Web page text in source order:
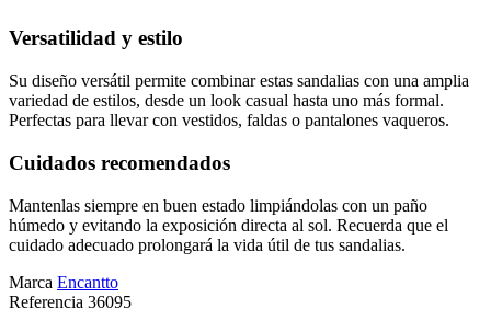
Versatilidad y estilo
Su diseño versátil permite combinar estas sandalias con una amplia
variedad de estilos, desde un look casual hasta uno más formal.
Perfectas para llevar con vestidos, faldas o pantalones vaqueros.
Cuidados recomendados
Mantenlas siempre en buen estado limpiándolas con un paño
húmedo y evitando la exposición directa al sol. Recuerda que el
cuidado adecuado prolongará la vida útil de tus sandalias.
Marca Encantto
Referencia 36095